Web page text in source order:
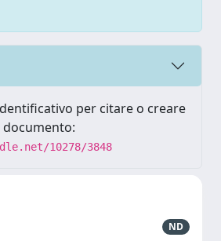
per citare o creare
10278/3848
ND